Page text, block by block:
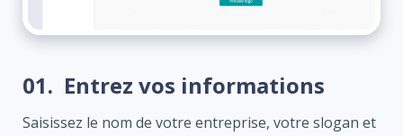
01. Entrez vos informations
Saisissez le nom de votre entreprise, votre slogan et